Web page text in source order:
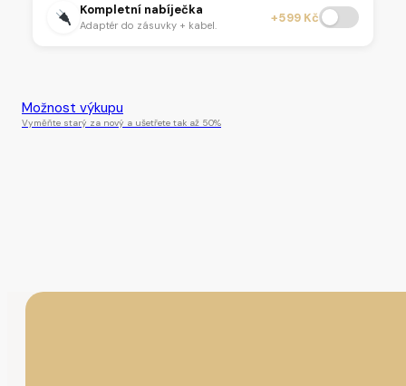
Kompletní nabíječka
Adaptér do zásuvky + kabel. +599 Kč
Možnost výkupu
Vyměňte starý za nový a ušetřete tak až 50%